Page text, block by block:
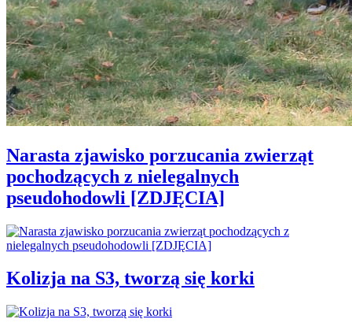
Narasta zjawisko porzucania zwierząt
pochodzących z nielegalnych
pseudohodowli [ZDJĘCIA]
Kolizja na S3, tworzą się korki